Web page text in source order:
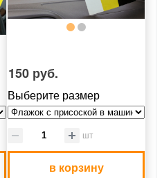
150 руб.
Выберите размер
шт
в корзину